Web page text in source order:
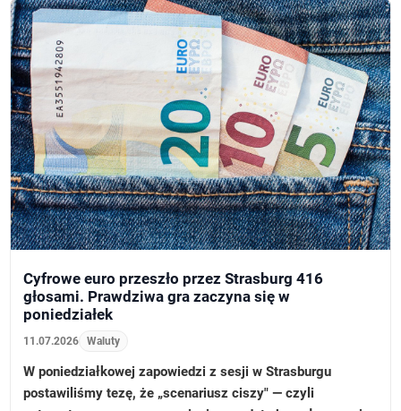
Cyfrowe euro przeszło przez Strasburg 416
głosami. Prawdziwa gra zaczyna się w
poniedziałek
11.07.2026 Waluty
W poniedziałkowej zapowiedzi z sesji w Strasburgu
postawiliśmy tezę, że „scenariusz ciszy" — czyli